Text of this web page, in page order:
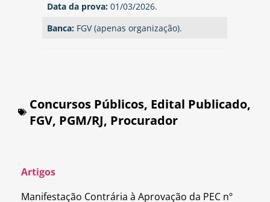
Data da prova:01/03/2026.
Banca: FGV (apenas organização).
Concursos Públicos, Edital Publicado,
FGV, PGM/RJ, Procurador
Artigos
Manifestação Contrária à Aprovação da PEC nº